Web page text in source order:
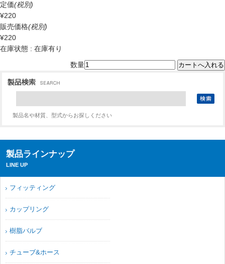
定価(税別)
¥220
販売価格(税別)
¥220
在庫状態 : 在庫有り
数量
製品名や材質、型式からお探しください
製品ラインナップ
LINE UP
フィッティング
カップリング
樹脂バルブ
チューブ&ホース